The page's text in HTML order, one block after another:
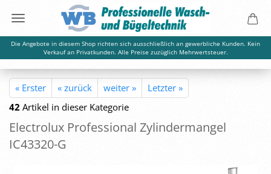
Die Angebote in diesem Shop richten sich ausschließlich an gewerbliche Kunden. Kein
Verkauf an Privatkunden. Alle Preise zuzüglich Mehrwertsteuer.
« Erster « zurück weiter »
Letzter »
42 Artikel in dieser Kategorie
Elec­tro­lux Pro­fes­sio­nal Zy­lin­der­man­gel
IC43320-​G